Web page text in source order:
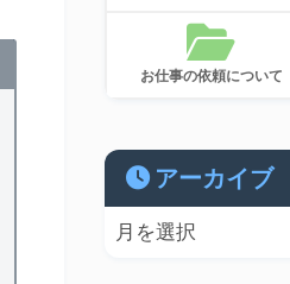
お仕事の依頼について
アーカイブ